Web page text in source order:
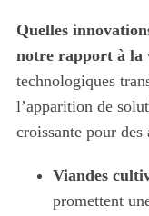
Quelles
notre rapport à la
technologiques
l’apparition de
croissante pour
Viandes
promettent